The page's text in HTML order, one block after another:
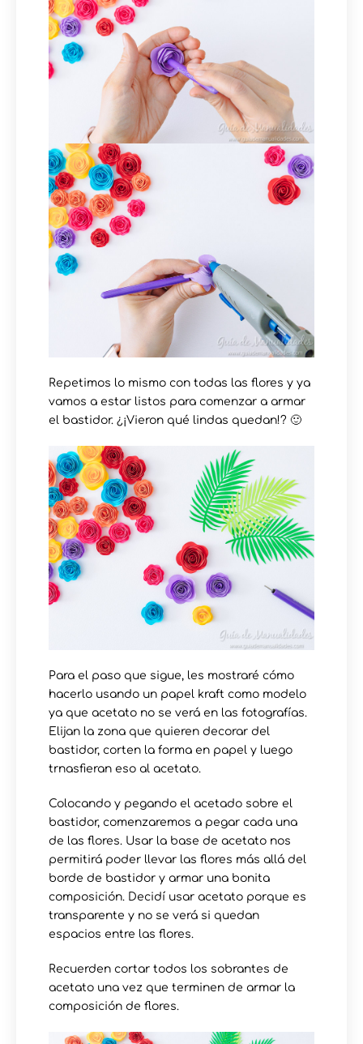
Repetimos lo mismo con todas las flores y ya
vamos a estar listos para comenzar a armar
el bastidor. ¿¡Vieron qué lindas quedan!? 🙂
Para el paso que sigue, les mostraré cómo
hacerlo usando un papel kraft como modelo
ya que acetato no se verá en las fotografías.
Elijan la zona que quieren decorar del
bastidor, corten la forma en papel y luego
trnasfieran eso al acetato.
Colocando y pegando el acetado sobre el
bastidor, comenzaremos a pegar cada una
de las flores. Usar la base de acetato nos
permitirá poder llevar las flores más allá del
borde de bastidor y armar una bonita
composición. Decidí usar acetato porque es
transparente y no se verá si quedan
espacios entre las flores.
Recuerden cortar todos los sobrantes de
acetato una vez que terminen de armar la
composición de flores.